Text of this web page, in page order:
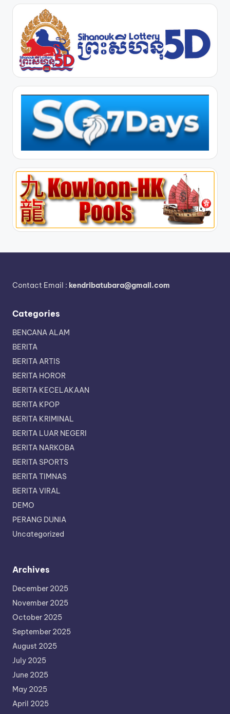
Contact Email : kendribatubara@gmail.com
Categories
BENCANA ALAM
BERITA
BERITA ARTIS
BERITA HOROR
BERITA KECELAKAAN
BERITA KPOP
BERITA KRIMINAL
BERITA LUAR NEGERI
BERITA NARKOBA
BERITA SPORTS
BERITA TIMNAS
BERITA VIRAL
DEMO
PERANG DUNIA
Uncategorized
Archives
December 2025
November 2025
October 2025
September 2025
August 2025
July 2025
June 2025
May 2025
April 2025